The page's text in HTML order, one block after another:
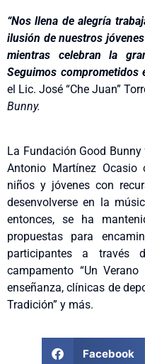
“Nos llena de alegría
ilusión de nuestros
mientras celebran la
Seguimos comprometidos
el Lic. José “Che Juan”
Bunny.
La Fundación Good
Antonio Martínez
niños y jóvenes con
desenvolverse en la
entonces, se ha
propuestas para
participantes a través
campamento “Un
enseñanza, clínicas de
Tradición” y más.
Facebook